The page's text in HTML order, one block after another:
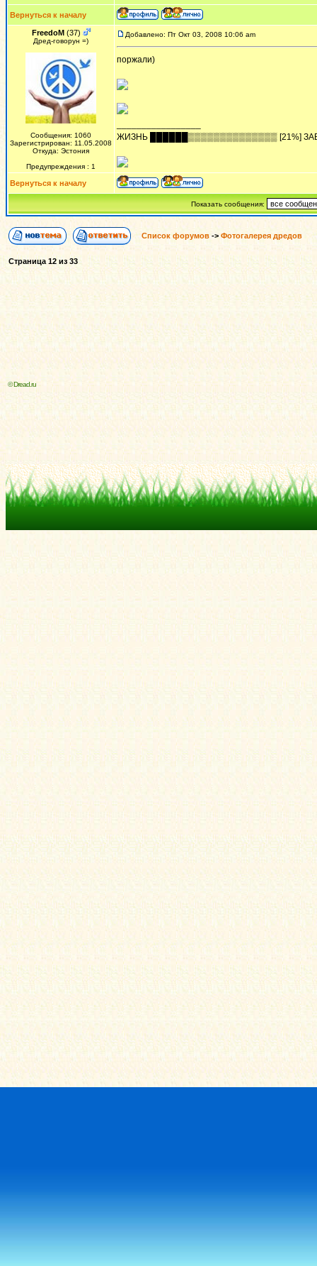
Вернуться к началу
FreedoM(37)
Дред-говорун =)
Сообщения: 1060
Зарегистрирован: 11.05.2008
Откуда: Эстония
Предупреждения : 1
Добавлено: Пт Окт 03, 2008 10:06 am
поржали)
ЖИЗHЬ ██████▒▒▒▒▒▒▒▒▒▒▒▒▒▒ [21%]
Вернуться к началу
Показать сообщения:
Список форумов-> Фотогалерея дредов
Страница 12 из 33
© Dread.ru